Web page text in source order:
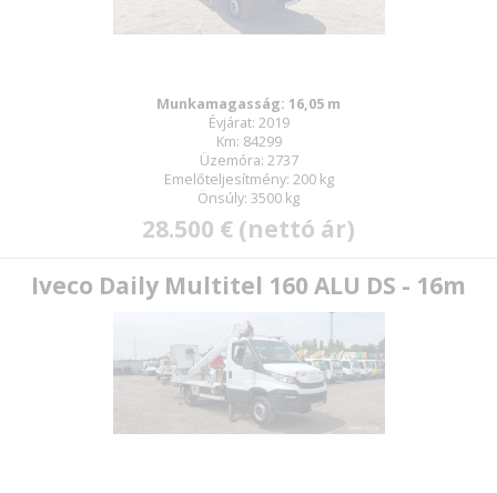
Munkamagasság: 16,05 m
Évjárat: 2019
Km: 84299
Üzemóra: 2737
Emelőteljesítmény: 200 kg
Önsúly: 3500 kg
28.500 € (nettó ár)
Iveco Daily Multitel 160 ALU DS - 16m